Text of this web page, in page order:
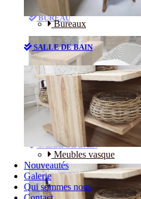
Bureaux
SALLE DE BAIN
Meubles vasque
Nouveautés
Galerie
Qui sommes nous
BUREAU
Bureaux
SALLE DE BAIN